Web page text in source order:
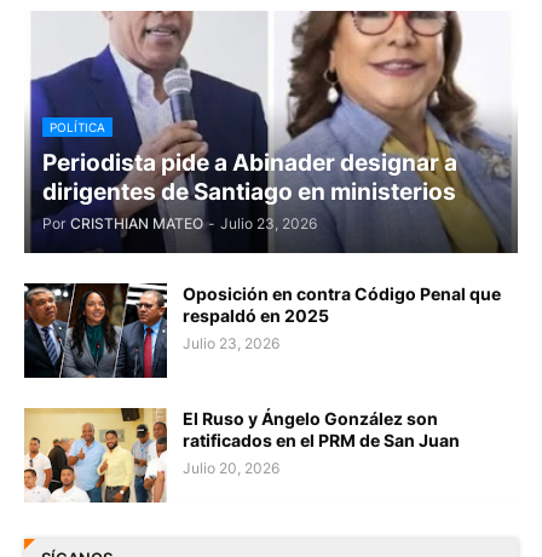
POLÍTICA
Periodista pide a Abinader designar a
dirigentes de Santiago en ministerios
Por CRISTHIAN MATEO - Julio 23, 2026
Oposición en contra Código Penal que
respaldó en 2025
Julio 23, 2026
El Ruso y Ángelo González son
ratificados en el PRM de San Juan
Julio 20, 2026